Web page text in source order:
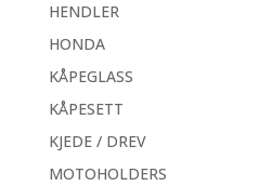
HENDLER
HONDA
KÅPEGLASS
KÅPESETT
KJEDE / DREV
MOTOHOLDERS